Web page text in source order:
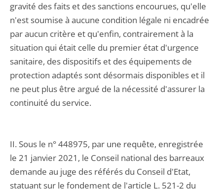
gravité des faits et des sanctions encourues, qu'elle
n'est soumise à aucune condition légale ni encadrée
par aucun critère et qu'enfin, contrairement à la
situation qui était celle du premier état d'urgence
sanitaire, des dispositifs et des équipements de
protection adaptés sont désormais disponibles et il
ne peut plus être argué de la nécessité d'assurer la
continuité du service.
II. Sous le n° 448975, par une requête, enregistrée
le 21 janvier 2021, le Conseil national des barreaux
demande au juge des référés du Conseil d'Etat,
statuant sur le fondement de l'article L. 521-2 du